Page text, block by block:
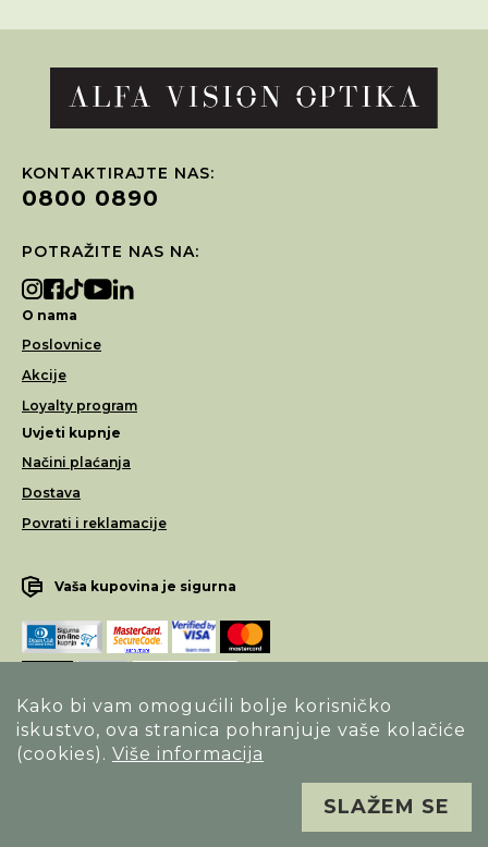
Kako bi vam omogućili bolje korisničko
iskustvo, ova stranica pohranjuje vaše kolačiće
(cookies). Više informacija
SLAŽEM SE
KONTAKTIRAJTE NAS:
0800 0890
POTRAŽITE NAS NA:
O nama
Poslovnice
Akcije
Loyalty program
Uvjeti kupnje
Načini plaćanja
Dostava
Povrati i reklamacije
Vaša kupovina je sigurna
Opći uvjeti poslovanja
Sva prava pridržana. Alfa Vision optika ©